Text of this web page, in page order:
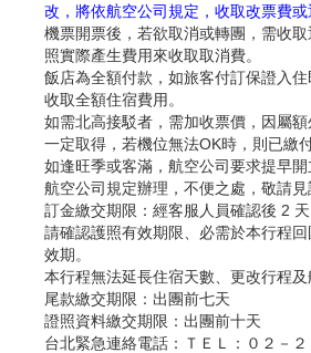
改，將依航空公司規定，收取改票費
機票開票後，若欲取消或轉團，需收
照實際產生費用來收取取消費。
飯店為全額付款，如旅客付訂保證入
收取全額住宿費用。
如需北高接駁者，需加收票價，因屬
一定取得，若機位無法OK時，則已繳
如逢旺季或客滿，航空公司要求提早
航空公司規定辦理，不便之處，敬請見
訂金繳交期限：經客服人員確認後 2
請確認護照有效期限、必需於本行程
效期。
本行程無法延長住宿天數、更改行程及
尾款繳交期限：出團前七天
證照資料繳交期限：出團前十天
台北緊急連絡電話：ＴＥＬ：０２－２